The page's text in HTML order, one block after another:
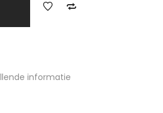
informatie